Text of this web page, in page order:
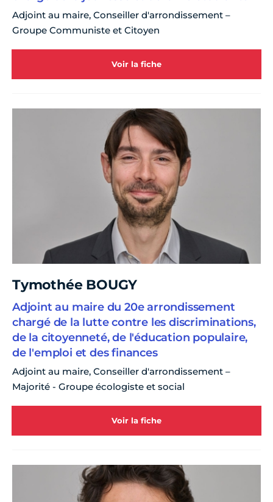
Adjoint au maire, Conseiller d'arrondissement –
Groupe Communiste et Citoyen
Voir la fiche
Tymothée BOUGY
Adjoint au maire du 20e arrondissement
chargé de la lutte contre les discriminations,
de la citoyenneté, de l'éducation populaire,
de l'emploi et des finances
Adjoint au maire, Conseiller d'arrondissement –
Majorité - Groupe écologiste et social
Voir la fiche